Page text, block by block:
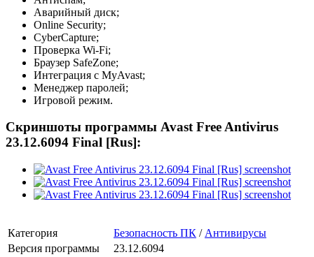
Аварийный диск;
Online Security;
CyberCapture;
Проверка Wi-Fi;
Браузер SafeZone;
Интеграция с MyAvast;
Менеджер паролей;
Игровой режим.
Скриншоты программы Avast Free Antivirus
23.12.6094 Final [Rus]:
Категория Безопасность ПК / Антивирусы
Версия программы
23.12.6094